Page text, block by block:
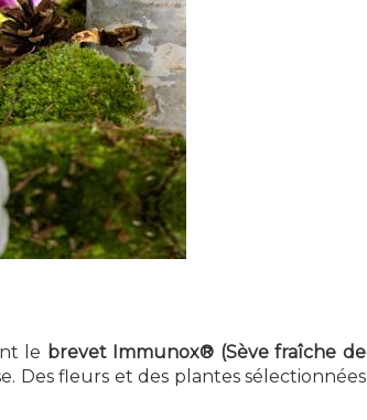
le brevet Immunox® (Sève fraîche de
Des fleurs et des plantes sélectionnées